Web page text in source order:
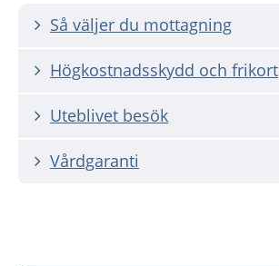
Så väljer du mottagning
Högkostnadsskydd och frikort
Uteblivet besök
Vårdgaranti